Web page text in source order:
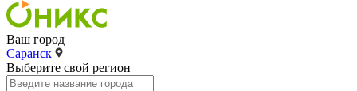
Ваш город
Саранск
Выберите свой регион